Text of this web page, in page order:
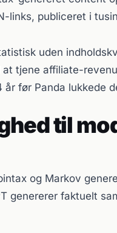
links, publiceret i
uden
tjene affiliate-
før Panda lukkede
til
og Markov
genererer faktuelt